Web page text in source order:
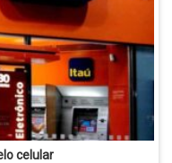
celular